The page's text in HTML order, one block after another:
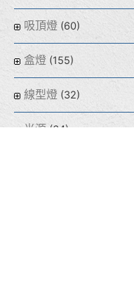
吸頂燈 (60)
盒燈 (155)
線型燈 (32)
光源(64)